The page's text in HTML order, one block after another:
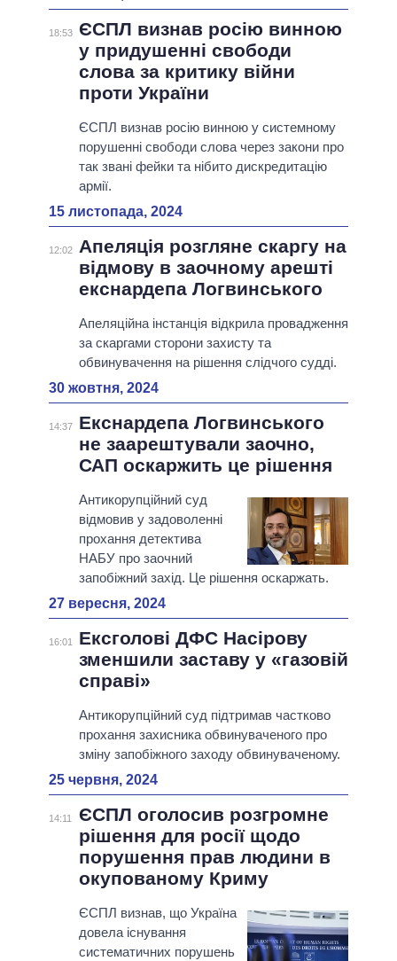
18:53 ЄСПЛ визнав росію винною
у придушенні свободи
слова за критику війни
проти України
ЄСПЛ визнав росію винною у системному
порушенні свободи слова через закони про
так звані фейки та нібито дискредитацію
армії.
15 листопада, 2024
12:02
Апеляція розгляне скаргу на
відмову в заочному арешті
екснардепа Логвинського
Апеляційна інстанція відкрила провадження
за скаргами сторони захисту та
обвинувачення на рішення слідчого судді.
30 жовтня, 2024
14:37
Екснардепа Логвинського
не заарештували заочно,
САП оскаржить це рішення
Антикорупційний суд
відмовив у задоволенні
прохання детектива
НАБУ про заочний
запобіжний захід. Це рішення оскаржать.
27 вересня, 2024
16:01
Ексголові ДФС Насірову
зменшили заставу у «газовій
справі»
Антикорупційний суд підтримав частково
прохання захисника обвинуваченого про
зміну запобіжного заходу обвинуваченому.
25 червня, 2024
14:11
ЄСПЛ оголосив розгромне
рішення для росії щодо
порушення прав людини в
окупованому Криму
ЄСПЛ визнав, що Україна
довела існування
систематичних порушень